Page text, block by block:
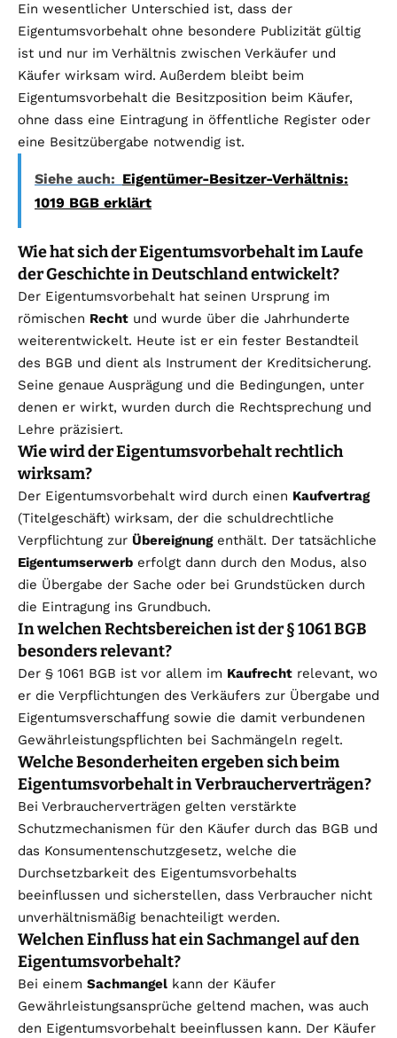
Ein wesentlicher Unterschied ist, dass der
Eigentumsvorbehalt ohne besondere Publizität gültig
ist und nur im Verhältnis zwischen Verkäufer und
Käufer wirksam wird. Außerdem bleibt beim
Eigentumsvorbehalt die Besitzposition beim Käufer,
ohne dass eine Eintragung in öffentliche Register oder
eine Besitzübergabe notwendig ist.
Siehe auch: Eigentümer-Besitzer-Verhältnis:
1019 BGB erklärt
Wie hat sich der Eigentumsvorbehalt im Laufe
der Geschichte in Deutschland entwickelt?
Der Eigentumsvorbehalt hat seinen Ursprung im
römischen Recht und wurde über die Jahrhunderte
weiterentwickelt. Heute ist er ein fester Bestandteil
des BGB und dient als Instrument der Kreditsicherung.
Seine genaue Ausprägung und die Bedingungen, unter
denen er wirkt, wurden durch die Rechtsprechung und
Lehre präzisiert.
Wie wird der Eigentumsvorbehalt rechtlich
wirksam?
Der Eigentumsvorbehalt wird durch einen Kaufvertrag
(Titelgeschäft) wirksam, der die schuldrechtliche
Verpflichtung zur Übereignungenthält. Der tatsächliche
Eigentumserwerb erfolgt dann durch den Modus, also
die Übergabe der Sache oder bei Grundstücken durch
die Eintragung ins Grundbuch.
In welchen Rechtsbereichen ist der § 1061 BGB
besonders relevant?
Der § 1061 BGB ist vor allem im Kaufrecht relevant, wo
er die Verpflichtungen des Verkäufers zur Übergabe und
Eigentumsverschaffung sowie die damit verbundenen
Gewährleistungspflichten bei Sachmängeln regelt.
Welche Besonderheiten ergeben sich beim
Eigentumsvorbehalt in Verbraucherverträgen?
Bei Verbraucherverträgen gelten verstärkte
Schutzmechanismen für den Käufer durch das BGB und
das Konsumentenschutzgesetz, welche die
Durchsetzbarkeit des Eigentumsvorbehalts
beeinflussen und sicherstellen, dass Verbraucher nicht
unverhältnismäßig benachteiligt werden.
Welchen Einfluss hat ein Sachmangel auf den
Eigentumsvorbehalt?
Bei einem Sachmangel kann der Käufer
Gewährleistungsansprüche geltend machen, was auch
den Eigentumsvorbehalt beeinflussen kann. Der Käufer